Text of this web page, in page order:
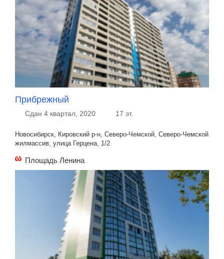
Прибрежный
Сдан 4 квартал, 2020 17 эт.
Новосибирск, Кировский р-н, Северо-Чемской, Северо-Чемской
жилмассив, улица Герцена, 1/2
Площадь Ленина